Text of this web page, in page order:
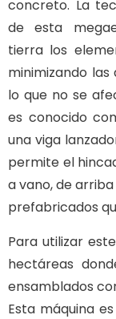
concreto. La
de esta
tierra los
minimizando
lo que no se
es conocido
una viga
permite el
a vano, de
prefabricados
Para utilizar
hectáreas
ensamblados
Esta máquina